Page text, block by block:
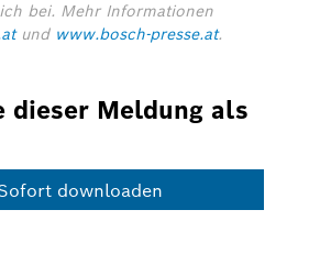
bei. Mehr Informationen
und www.bosch-presse.at.
dieser Meldung als
downloaden